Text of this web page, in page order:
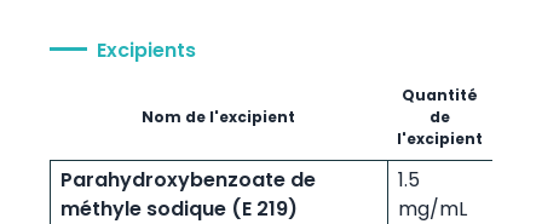
Excipients
Nom de l'excipient
Quantité
de
l'excipient
Parahydroxybenzoate de
méthyle sodique (E 219)
1.5
mg/mL